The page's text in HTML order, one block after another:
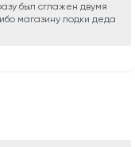
был сглажен двумя
магазину лодки деда